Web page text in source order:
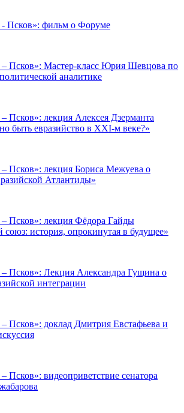
- Псков»: фильм о Форуме
– Псков»: Мастер-класс Юрия Шевцова по
аналитике
Псков»: лекция Алексея Дзерманта
быть евразийство в XXI-м веке?»
– Псков»: лекция Бориса Межуева о
Атлантиды»
– Псков»: лекция Фёдора Гайды
союз: история, опрокинутая в будущее»
– Псков»: Лекция Александра Гущина о
интеграции
Псков»: доклад Дмитрия Евстафьева и
Псков»: видеоприветствие сенатора